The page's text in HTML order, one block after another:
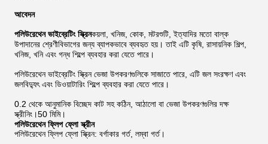
আবেদন
পলিউরেথেন ভাইব্রেটিং স্ক্রিনকয়লা, খনিজ, কোক, মটরশুটি, ইত্যাদির মতো বাল্ক
উপাদানের শ্রেণীবিভাগের জন্য ব্যাপকভাবে ব্যবহৃত হয়। তাই এটি কৃষি, রাসায়নিক শিল্প,
খনিজ, খনি এবং গন্ধ শিল্পে ব্যবহার করা যেতে পারে।
পলিউরেথেন ভাইব্রেটিং স্ক্রিন ভেজা উপকরণগুলিকে সাজাতে পারে, এটি জল সংরক্ষণ এবং
জলবিদ্যুৎ এবং ডিওয়াটারিং শিল্পে ব্যবহার করা যেতে পারে।
0.2 থেকে আনুমানিক বিচ্ছেদ কাট সহ কঠিন, আঠালো বা ভেজা উপকরণগুলির দক্ষ
স্ক্রীনিং।50 মিমি।
পলিউরেথেন ফ্লিপ ফ্লো স্ক্রীন
পলিউরেথেন ফ্লিপ ফ্লো স্ক্রিন: বর্গাকার গর্ত, লম্বা গর্ত।